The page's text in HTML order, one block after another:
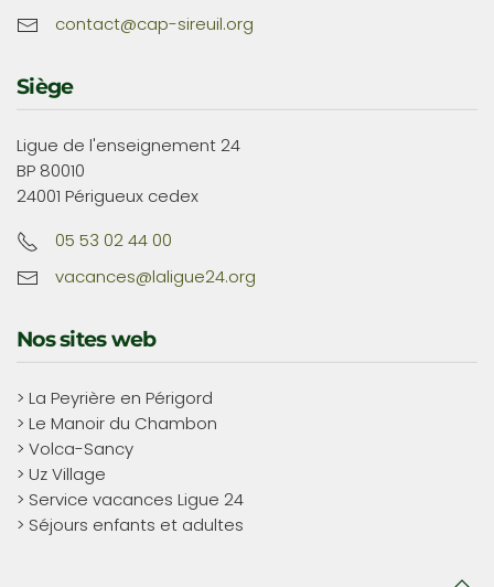
contact@cap-sireuil.org
Siège
Ligue de l'enseignement 24
BP 80010
24001 Périgueux cedex
05 53 02 44 00
vacances@laligue24.org
Nos sites web
> La Peyrière en Périgord
> Le Manoir du Chambon
> Volca-Sancy
> Uz Village
> Service vacances Ligue 24
> Séjours enfants et adultes